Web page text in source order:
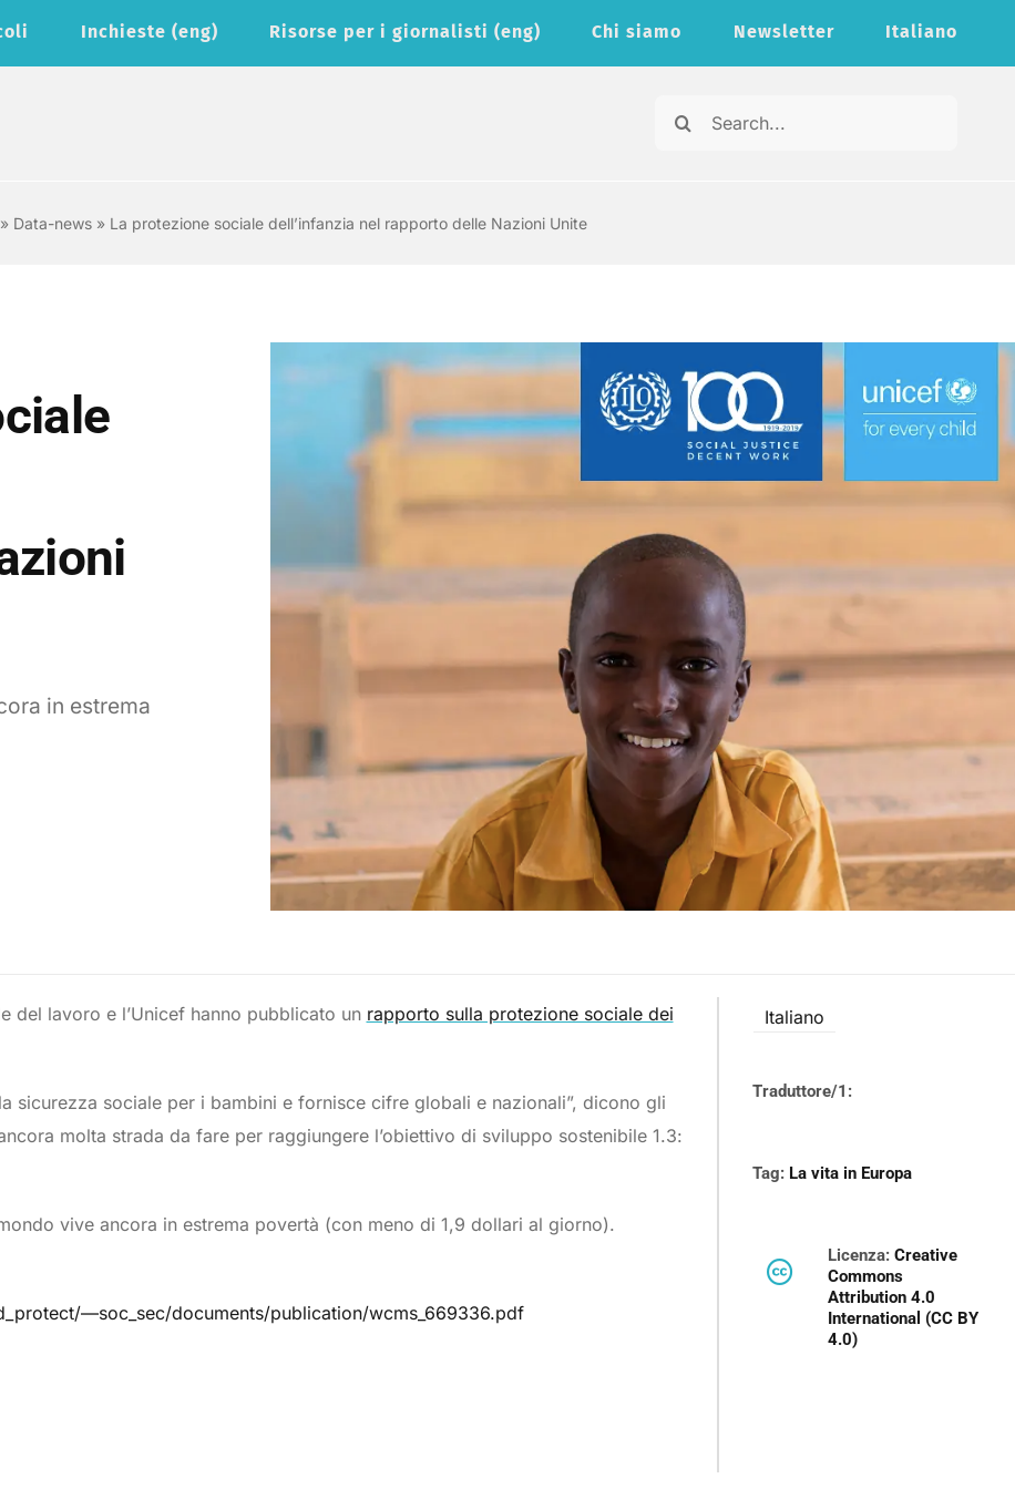
Inchieste (eng) Risorse per i giornalisti (eng) Chi siamo Newsletter Italiano
Cerca
» Data-news » La protezione sociale dell’infanzia nel rapporto delle Nazioni Unite
in estrema
del lavoro e l’Unicef hanno pubblicato un rapporto sulla protezione sociale dei
sicurezza sociale per i bambini e fornisce cifre globali e nazionali”, dicono gli
molta strada da fare per raggiungere l’obiettivo di sviluppo sostenibile 1.3:
vive ancora in estrema povertà (con meno di 1,9 dollari al giorno).
—soc_sec/documents/publication/wcms_669336.pdf
Italiano
Traduttore/1:
Tag: La vita in Europa
Licenza:Creative
Commons
Attribution 4.0
International (CC BY
4.0)